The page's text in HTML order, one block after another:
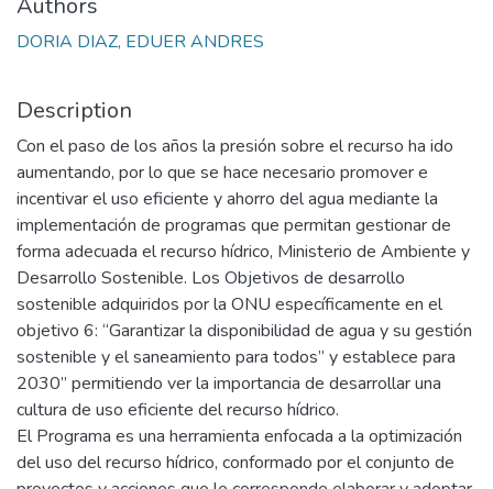
DORIA DIAZ, EDUER ANDRES
Description
Con el paso de los años la presión sobre el recurso ha ido
aumentando, por lo que se hace necesario promover e
incentivar el uso eficiente y ahorro del agua mediante la
implementación de programas que permitan gestionar de
forma adecuada el recurso hídrico, Ministerio de Ambiente y
Desarrollo Sostenible. Los Objetivos de desarrollo
sostenible adquiridos por la ONU específicamente en el
objetivo 6: “Garantizar la disponibilidad de agua y su gestión
sostenible y el saneamiento para todos” y establece para
2030” permitiendo ver la importancia de desarrollar una
cultura de uso eficiente del recurso hídrico.
El Programa es una herramienta enfocada a la optimización
del uso del recurso hídrico, conformado por el conjunto de